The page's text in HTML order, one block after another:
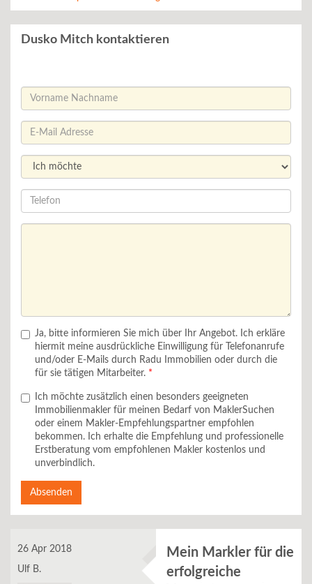
Dusko Mitch kontaktieren
Ja, bitte informieren Sie mich über Ihr Angebot. Ich erkläre
hiermit meine ausdrückliche Einwilligung für Telefonanrufe
und/oder E-Mails durch Radu Immobilien oder durch die
für sie tätigen Mitarbeiter.
Ich möchte zusätzlich einen besonders geeigneten
Immobilienmakler für meinen Bedarf von MaklerSuchen
oder einem Makler-Empfehlungspartner empfohlen
bekommen. Ich erhalte die Empfehlung und professionelle
Erstberatung vom empfohlenen Makler kostenlos und
unverbindlich.
Absenden
26 Apr 2018
Ulf B.
Mein Markler für die
erfolgreiche